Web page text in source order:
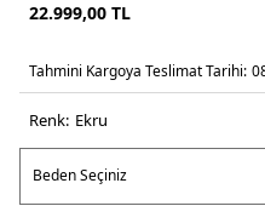
22.999,00 TL
Tahmini Kargoya Teslimat Tarihi:
Renk: ekru